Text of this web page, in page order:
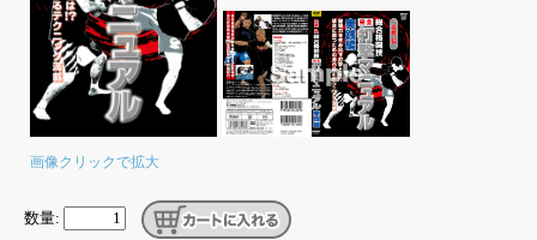
画像クリックで拡大
数量: